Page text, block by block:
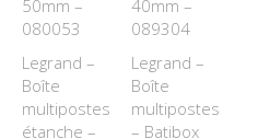
50mm –
080053
Legrand –
Boîte
multipostes
étanche –
40mm –
089304
Legrand –
Boîte
multipostes
– Batibox